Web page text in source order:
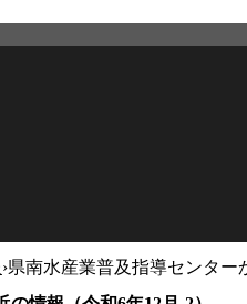
›県南水産業普及指導センター